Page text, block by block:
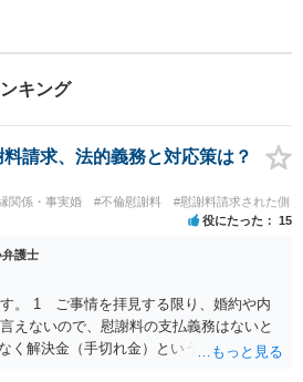
信頼関係を築いて紛争解
、解決後の人生を幸せに
して頂きたいと願いを込
います。
キング
請求、法的義務と対応策は？
関係・事実婚 #不倫慰謝料 #慰謝料請求された側
役にたった 15
護士
。 1 ご事情を拝見する限り、婚約や内
えないので、慰謝料の支払義務はないと
解決金（手切れ金）という名目で数十